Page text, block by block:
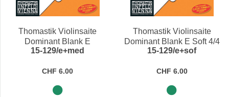
Thomastik Violinsaite
Dominant Blank E
Medium 4/4
15-129/e+med
CHF 6.00
Thomastik Violinsaite
Dominant Blank E Soft 4/4
15-129/e+sof
CHF 6.00